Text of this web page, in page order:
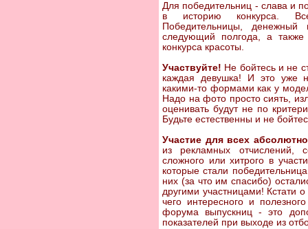
Для победительниц - слава и
в историю конкурса.
Победительницы,
следующий полгода, а
конкурса красоты.
Участвуйте! Не бойтесь и не
каждая девушка! И это уже
какими-то формами как у
Надо на фото просто сиять,
оценивать будут не по
Будьте естественны и не
Участие для всех
из рекламных отчислений,
сложного или хитрого в
которые стали
них (за что им спасибо)
другими участницами! Кстати
чего интересного и
форума выпускниц - это
показателей при выходе из